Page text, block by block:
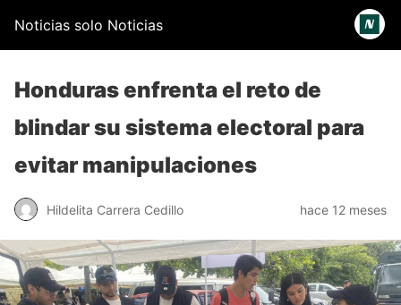
Noticias solo Noticias
Honduras enfrenta el reto de
blindar su sistema electoral para
evitar manipulaciones
Hildelita Carrera Cedillo hace 12 meses